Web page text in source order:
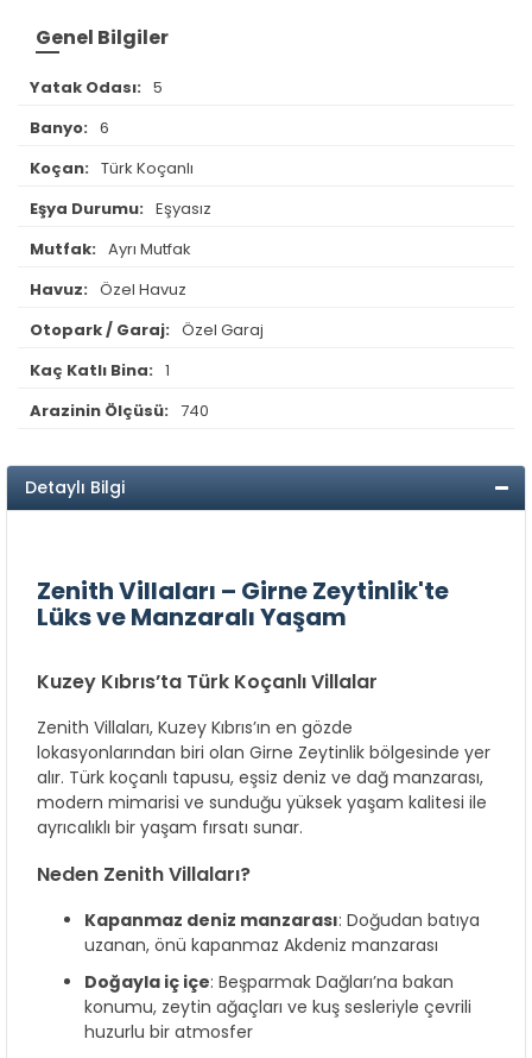
Genel Bilgiler
Yatak Odası: 5
Banyo: 6
Koçan: Türk Koçanlı
Eşya Durumu: Eşyasız
Mutfak: Ayrı Mutfak
Havuz: Özel Havuz
Otopark / Garaj: Özel Garaj
Kaç Katlı Bina: 1
Arazinin Ölçüsü: 740
Detaylı Bilgi
Zenith Villaları – Girne Zeytinlik'te
Lüks ve Manzaralı Yaşam
Kuzey Kıbrıs’ta Türk Koçanlı Villalar
Zenith Villaları, Kuzey Kıbrıs’ın en gözde
lokasyonlarından biri olan Girne Zeytinlik bölgesinde yer
alır. Türk koçanlı tapusu, eşsiz deniz ve dağ manzarası,
modern mimarisi ve sunduğu yüksek yaşam kalitesi ile
ayrıcalıklı bir yaşam fırsatı sunar.
Neden Zenith Villaları?
Kapanmaz deniz manzarası: Doğudan batıya
uzanan, önü kapanmaz Akdeniz manzarası
Doğayla iç içe: Beşparmak Dağları’na bakan
konumu, zeytin ağaçları ve kuş sesleriyle çevrili
huzurlu bir atmosfer